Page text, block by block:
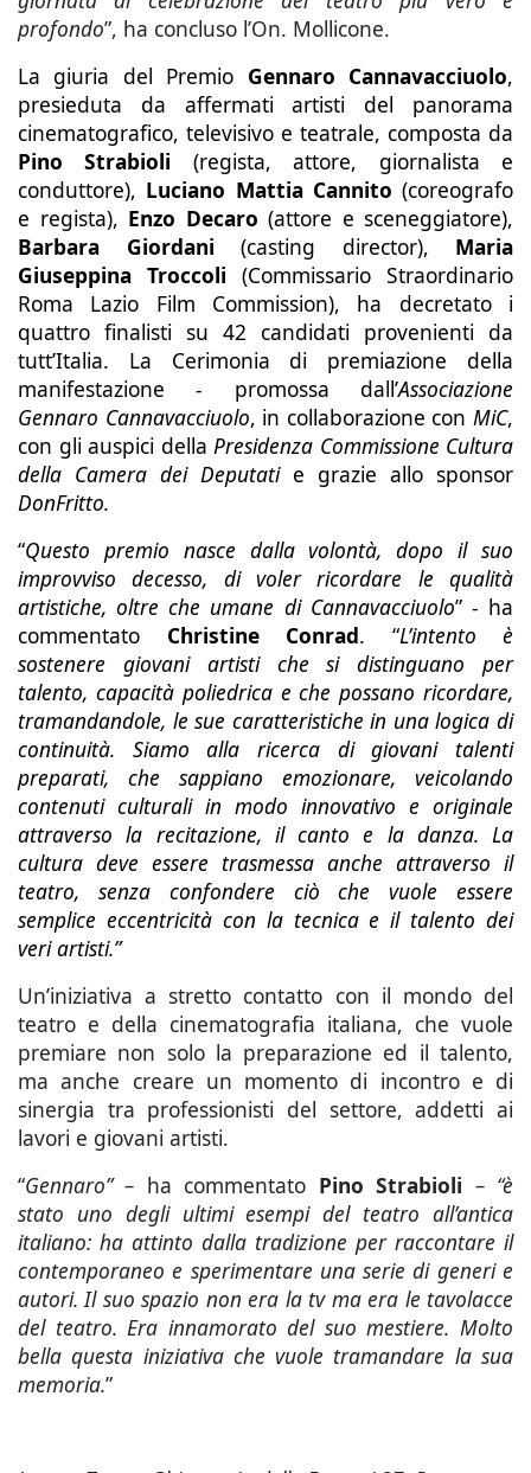
profondo”, ha concluso l’On. Mollicone.
La giuria del Premio Gennaro Cannavacciuolo,
presieduta da affermati artisti del panorama
cinematografico, televisivo e teatrale, composta da
Pino Strabioli (regista, attore, giornalista e
conduttore), Luciano Mattia Cannito (coreografo
e regista), Enzo Decaro (attore e sceneggiatore),
Barbara Giordani (casting director), Maria
Giuseppina Troccoli (Commissario Straordinario
Roma Lazio Film Commission), ha decretato i
quattro finalisti su 42 candidati provenienti da
tutt’Italia. La Cerimonia di premiazione della
manifestazione - promossa dall’Associazione
Gennaro Cannavacciuolo, in collaborazione con MiC,
con gli auspici della Presidenza Commissione Cultura
della Camera dei Deputatie grazie allo sponsor
DonFritto.
“Questo premio nasce dalla volontà, dopo il suo
improvviso decesso, di voler ricordare le qualità
artistiche, oltre che umane di Cannavacciuolo” - ha
commentato Christine Conrad. “L’intento è
sostenere giovani artisti che si distinguano per
talento, capacità poliedrica e che possano ricordare,
tramandandole, le sue caratteristiche in una logica di
continuità. Siamo alla ricerca di giovani talenti
preparati, che sappiano emozionare, veicolando
contenuti culturali in modo innovativo e originale
attraverso la recitazione, il canto e la danza. La
cultura deve essere trasmessa anche attraverso il
teatro, senza confondere ciò che vuole essere
semplice eccentricità con la tecnica e il talento dei
veri artisti.”
Un’iniziativa a stretto contatto con il mondo del
teatro e della cinematografia italiana, che vuole
premiare non solo la preparazione ed il talento,
ma anche creare un momento di incontro e di
sinergia tra professionisti del settore, addetti ai
lavori e giovani artisti.
“Gennaro” – ha commentato Pino Strabioli – “è
stato uno degli ultimi esempi del teatro all’antica
italiano: ha attinto dalla tradizione per raccontare il
contemporaneo e sperimentare una serie di generi e
autori. Il suo spazio non era la tv ma era le tavolacce
del teatro. Era innamorato del suo mestiere. Molto
bella questa iniziativa che vuole tramandare la sua
memoria.”